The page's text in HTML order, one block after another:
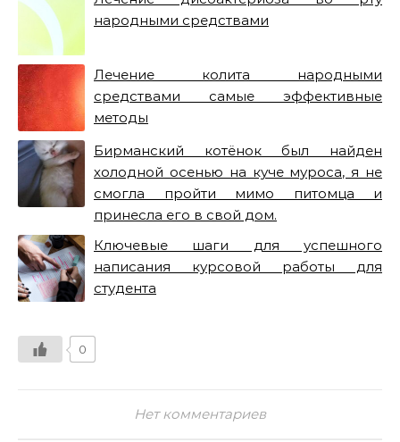
народными средствами
Лечение колита народными
средствами самые эффективные
методы
Бирманский котёнок был найден
холодной осенью на куче муроса, я не
смогла пройти мимо питомца и
принесла его в свой дом.
Ключевые шаги для успешного
написания курсовой работы для
студента
0
Нет комментариев